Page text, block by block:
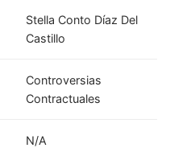
Stella Conto Díaz Del
Castillo
Controversias
Contractuales
N/A